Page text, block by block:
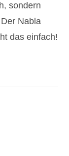
sondern
Nabla
das einfach!